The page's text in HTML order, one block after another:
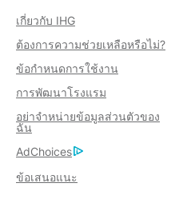
เกี่ยวกับ IHG
ต้องการความช่วยเหลือหรือไม่?
ข้อกำหนดการใช้งาน
การพัฒนาโรงแรม
อย่าจำหน่ายข้อมูลส่วนตัวของ
ฉัน
AdChoices
ข้อเสนอแนะ